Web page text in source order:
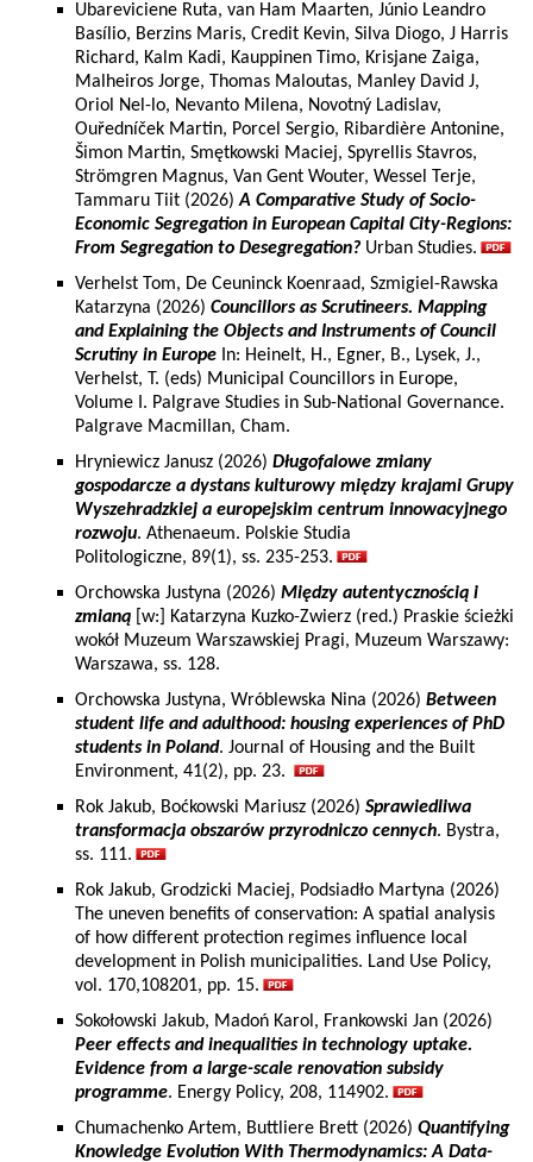
Ubareviciene Ruta, van Ham Maarten, Júnio Leandro
Basílio, Berzins Maris, Credit Kevin, Silva Diogo, J Harris
Richard, Kalm Kadi, Kauppinen Timo, Krisjane Zaiga,
Malheiros Jorge, Thomas Maloutas, Manley David J,
Oriol Nel-lo, Nevanto Milena, Novotný Ladislav,
Ouředníček Martin, Porcel Sergio, Ribardière Antonine,
Šimon Martin, Smętkowski Maciej, Spyrellis Stavros,
Strömgren Magnus, Van Gent Wouter, Wessel Terje,
Tammaru Tiit (2026)A Comparative Study of Socio-
Economic Segregation in European Capital City-Regions:
From Segregation to Desegregation? Urban Studies.
Verhelst Tom, De Ceuninck Koenraad, Szmigiel-Rawska
Katarzyna (2026) Councillors as Scrutineers. Mapping
and Explaining the Objects and Instruments of Council
Scrutiny in Europe In: Heinelt, H., Egner, B., Lysek, J.,
Verhelst, T. (eds) Municipal Councillors in Europe,
Volume I. Palgrave Studies in Sub-National Governance.
Palgrave Macmillan, Cham.
Hryniewicz Janusz (2026) Długofalowe zmiany
gospodarcze a dystans kulturowy między krajami Grupy
Wyszehradzkiej a europejskim centrum innowacyjnego
rozwoju. Athenaeum. Polskie Studia
Politologiczne, 89(1), ss. 235-253.
Orchowska Justyna (2026) Między autentycznością i
zmianą [w:] Katarzyna Kuzko-Zwierz (red.) Praskie ścieżki
wokół Muzeum Warszawskiej Pragi, Muzeum Warszawy:
Warszawa, ss. 128.
Orchowska Justyna, Wróblewska Nina (2026) Between
student life and adulthood: housing experiences of PhD
students in Poland. Journal of Housing and the Built
Environment, 41(2), pp. 23.
Rok Jakub, Boćkowski Mariusz (2026) Sprawiedliwa
transformacja obszarów przyrodniczo cennych. Bystra,
ss. 111.
Rok Jakub, Grodzicki Maciej, Podsiadło Martyna (2026)
The uneven benefits of conservation: A spatial analysis
of how different protection regimes influence local
development in Polish municipalities. Land Use Policy,
vol. 170,108201, pp. 15.
Sokołowski Jakub, Madoń Karol, Frankowski Jan (2026)
Peer effects and inequalities in technology uptake.
Evidence from a large-scale renovation subsidy
programme. Energy Policy, 208, 114902.
Chumachenko Artem, Buttliere Brett (2026) Quantifying
Knowledge Evolution With Thermodynamics: A Data-